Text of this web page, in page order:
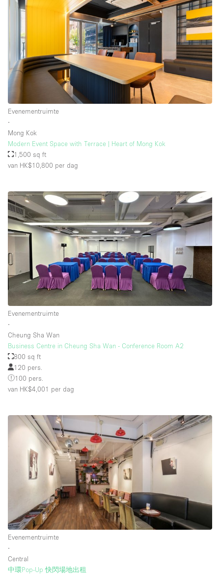
Evenementruimte
∙
Mong Kok
Modern Event Space with Terrace | Heart of Mong Kok
1,500 sq ft
van HK$10,800 per dag
Evenementruimte
∙
Cheung Sha Wan
Business Centre in Cheung Sha Wan - Conference Room A2
800 sq ft
120 pers.
100 pers.
van HK$4,001 per dag
Evenementruimte
∙
Central
中環Pop-Up 快閃場地出租